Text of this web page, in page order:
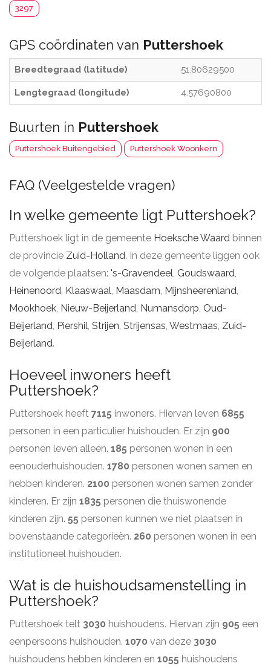
3297
GPS coördinaten van Puttershoek
Breedtegraad (latitude) 51.80629500
Lengtegraad (longitude) 4.57690800
Buurten in Puttershoek
Puttershoek Buitengebied Puttershoek Woonkern
FAQ (Veelgestelde vragen)
In welke gemeente ligt Puttershoek?
Puttershoek ligt in de gemeente Hoeksche Waard binnen
de provincie Zuid-Holland. In deze gemeente liggen ook
de volgende plaatsen: 's-Gravendeel, Goudswaard,
Heinenoord, Klaaswaal, Maasdam, Mijnsheerenland,
Mookhoek, Nieuw-Beijerland, Numansdorp, Oud-
Beijerland, Piershil, Strijen, Strijensas, Westmaas, Zuid-
Beijerland.
Hoeveel inwoners heeft
Puttershoek?
Puttershoek heeft 7115 inwoners. Hiervan leven 6855
personen in een particulier huishouden. Er zijn 900
personen leven alleen. 185 personen wonen in een
eenouderhuishouden. 1780 personen wonen samen en
hebben kinderen. 2100 personen wonen samen zonder
kinderen. Er zijn 1835 personen die thuiswonende
kinderen zijn. 55 personen kunnen we niet plaatsen in
bovenstaande categorieën. 260 personen wonen in een
institutioneel huishouden.
Wat is de huishoudsamenstelling in
Puttershoek?
Puttershoek telt 3030 huishoudens. Hiervan zijn 905 een
eenpersoons huishouden. 1070 van deze 3030
huishoudens hebben kinderen en 1055 huishoudens